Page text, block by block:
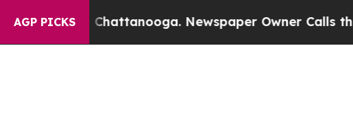
AGP PICKS
Chattanooga. Newspaper Owner Calls the People